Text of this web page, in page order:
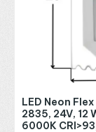
LED Neon
2835, 24V, 12
6000K